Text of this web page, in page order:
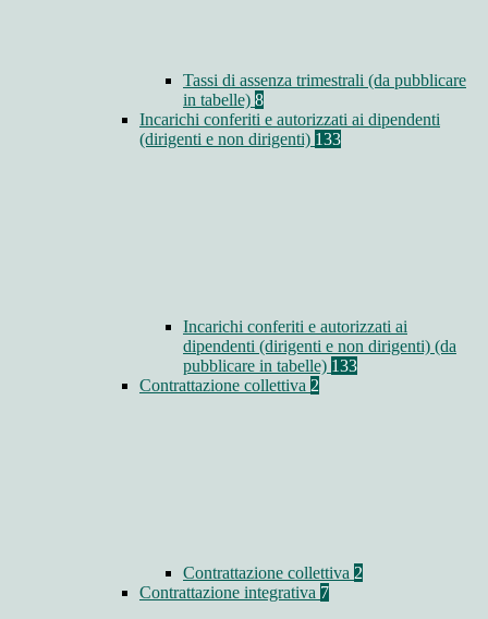
Tassi di assenza trimestrali (da pubblicare
in tabelle) 8
Incarichi conferiti e autorizzati ai dipendenti
(dirigenti e non dirigenti) 133
Incarichi conferiti e autorizzati ai
dipendenti (dirigenti e non dirigenti) (da
pubblicare in tabelle) 133
Contrattazione collettiva 2
Contrattazione collettiva 2
Contrattazione integrativa 7